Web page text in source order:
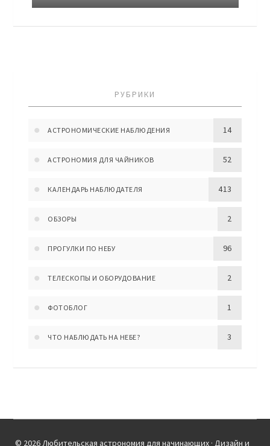
РУБРИКИ
АСТРОНОМИЧЕСКИЕ НАБЛЮДЕНИЯ 14
АСТРОНОМИЯ ДЛЯ ЧАЙНИКОВ 52
КАЛЕНДАРЬ НАБЛЮДАТЕЛЯ 413
ОБЗОРЫ 2
ПРОГУЛКИ ПО НЕБУ 96
ТЕЛЕСКОПЫ И ОБОРУДОВАНИЕ 2
ФОТОБЛОГ 1
ЧТО НАБЛЮДАТЬ НА НЕБЕ? 3
© 2026 Любительская астрономия для начинающих · Дизайн и